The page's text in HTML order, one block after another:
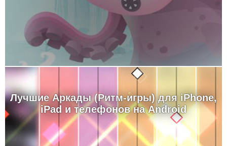
Лучшие Аркады (Ритм-игры) для iPhone,
iPad и телефонов на Android